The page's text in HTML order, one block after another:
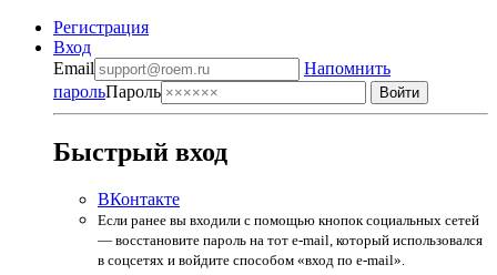
Регистрация
Вход
Email
Напомнить
парольПароль
Быстрый вход
ВКонтакте
Если ранее вы входили с помощью кнопок социальных сетей
— восстановите пароль на тот e-mail, который использовался
в соцсетях и войдите способом «вход по e-mail».